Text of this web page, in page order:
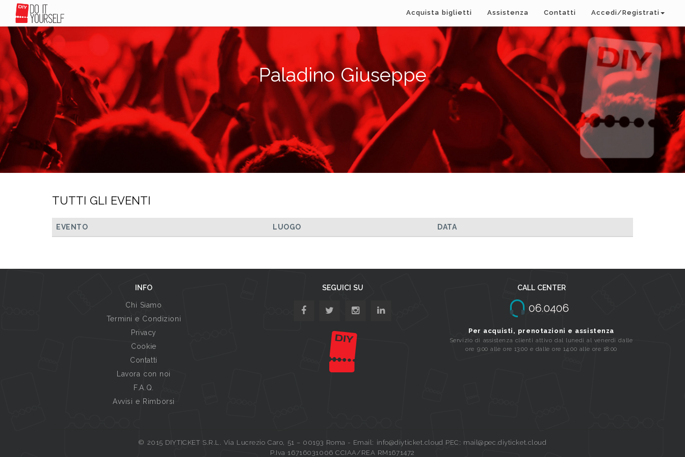
Acquista biglietti Assistenza Contatti Accedi/Registrati
Paladino Giuseppe
TUTTI GLI EVENTI
EVENTO LUOGO DATA
INFO
Chi Siamo
Termini e Condizioni
Privacy
Cookie
Contatti
Lavora con noi
F.A.Q.
Avvisi e Rimborsi
SEGUICI SU CALL CENTER
Per acquisti, prenotazioni e assistenza
Servizio di assistenza clienti attivo dal lunedi al venerdi dalle
ore 9:00 alle ore 13:00 e dalle ore 14:00 alle ore 18:00
© 2015 DIYTICKET S.R.L. Via Lucrezio Caro, 51 – 00193 Roma - Email: info@diyticket.cloud PEC: mail@pec.diyticket.cloud
P.Iva 16716031006 CCIAA/REA RM1671472